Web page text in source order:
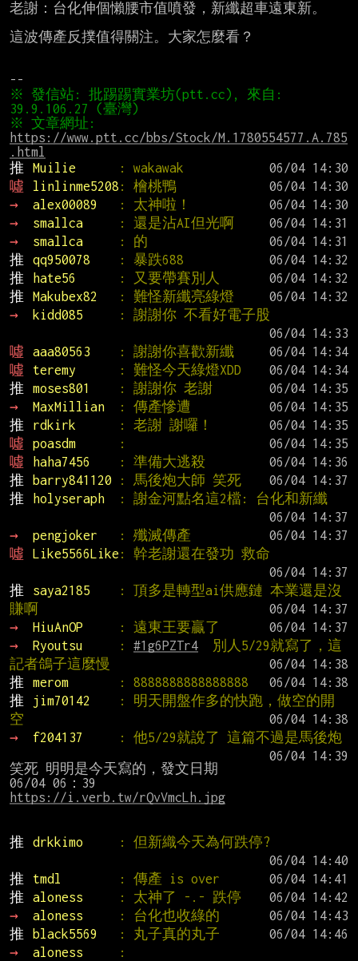
老謝：台化伸個懶腰市值噴發，新纖超車遠東新。
這波傳產反撲值得關注。大家怎麼看？
※ 發信站: 批踢踢實業坊(ptt.cc), 來自:
https://www.ptt.cc/bbs/Stock/M.1780554577.A.785
.html
推
Muilie : wakawak
噓
linlinme5208 : 檜桃鴨
→
alex00089 : 太神啦！
→
smallca : 還是沾AI但光啊
→
smallca : 的
推
qq950078 : 暴跌688
推
hate56 : 又要帶賽別人
推
Makubex82 : 難怪新纖亮綠燈
→
kidd085
: 謝謝你 不看好電子股
噓
aaa80563 : 謝謝你喜歡新纖
噓
teremy : 難怪今天綠燈XDD
推
moses801 : 謝謝你 老謝
→
MaxMillian : 傳產慘遭
推
rdkirk : 老謝 謝囉！
噓
poasdm :
噓
haha7456 : 準備大逃殺
推
barry841120 : 馬後炮大師 笑死
推
holyseraph
: 謝金河點名這2檔: 台化和新纖
→
pengjoker : 殲滅傳產
噓
Like5566Like : 幹老謝還在發功 救命
推
saya2185
: 頂多是轉型ai供應鏈 本業還是沒
賺啊
→
HiuAnOP : 遠東王要贏了
→
Ryoutsu : #1g6PZTr4
  別人5/29就寫了，這
記者鴿子這麼慢
推
merom : 8888888888888888
推
jim70142
: 明天開盤作多的快跑，做空的開
空
→
f204137
: 他5/29就說了 這篇不過是馬後炮
笑死 明明是今天寫的，發文日期
https://i.verb.tw/rQvVmcLh.jpg
推 drkkimo
: 但新織今天為何跌停?
推
tmdl : 傳產 is over
推
aloness : 太神了 -.- 跌停
→
aloness : 台化也收綠的
推
black5569 : 丸子真的丸子
→
aloness